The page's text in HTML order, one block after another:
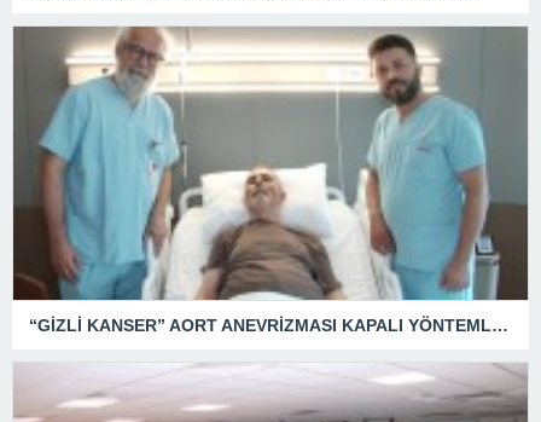
“GİZLİ KANSER” AORT ANEVRİZMASI KAPALI YÖNTEMLE TEDAVİ EDİLDİ